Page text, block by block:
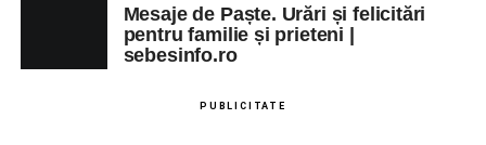
Mesaje de Paște. Urări și felicitări
pentru familie și prieteni |
sebesinfo.ro
PUBLICITATE